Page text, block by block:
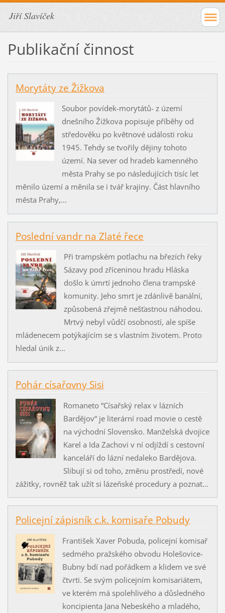
Jiří Slavíček
Publikační činnost
Morytáty ze Žižkova
Soubor povídek-morytátů- z území
dnešního Žižkova popisuje příběhy od
středověku po květnové události roku
1945. Tehdy se tvořily dějiny tohoto
území. Na sever od hradeb kamenného
města Prahy se po následujících tisíc let
měnilo území a měnila se i tvář krajiny. Část hlavního
města Prahy,...
Poslední vandr na Zlaté řece
Při trampském potlachu na březích řeky
Sázavy pod zříceninou hradu Hláska
došlo k úmrtí jednoho člena trampské
komunity. Jeho smrt je zdánlivě banální,
způsobená zřejmě nešťastnou náhodou.
Mrtvý nebyl vůdčí osobností, ale spíše
mládenecem potýkajícím se s vlastním životem. Proto
hledal únik z...
Pohár císařovny Sisi
Romaneto “Císařský relax v lázních
Bardějov“ je literární road movie o cestě
na východní Slovensko. Manželská dvojice
Karel a Ida Zachovi v ní odjíždí s cestovní
kanceláří do lázní nedaleko Bardějova.
Slibují si od toho, změnu prostředí, nové
zážitky, rovněž tak užít si lázeňské procedury a poznat...
Policejní zápisník c.k. komisaře Pobudy
František Xaver Pobuda, policejní komisař
sedmého pražského obvodu Holešovice-
Bubny bdí nad pořádkem a klidem ve své
čtvrti. Se svým policejním komisariátem,
ve kterém má spolehlivého a důsledného
koncipienta Jana Nebeského a mladého,